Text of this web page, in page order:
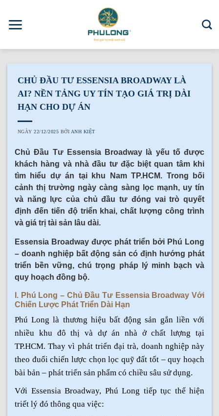
content
CHỦ ĐẦU TƯ ESSENSIA BROADWAY LÀ
AI? NỀN TẢNG UY TÍN TẠO GIÁ TRỊ DÀI
HẠN CHO DỰ ÁN
NGÀY22/12/2025 BỞI ANH KIỆT
Chủ Đầu Tư Essensia Broadway là yếu tố được
khách hàng và nhà đầu tư đặc biệt quan tâm khi
tìm hiểu dự án tại khu Nam TP.HCM. Trong bối
cảnh thị trường ngày càng sàng lọc mạnh, uy tín
và năng lực của chủ đầu tư đóng vai trò quyết
định đến tiến độ triển khai, chất lượng công trình
và giá trị tài sản lâu dài.
Essensia Broadway được phát triển bởi Phú Long
– doanh nghiệp bất động sản có định hướng phát
triển bền vững, chú trọng pháp lý minh bạch và
quy hoạch đồng bộ.
I. Phú Long – Chủ Đầu Tư Essensia Broadway Với
Chiến Lược Phát Triển Dài Hạn
Phú Long là thương hiệu bất động sản gắn liền với
nhiều khu đô thị và dự án nhà ở chất lượng tại
TP.HCM. Thay vì phát triển đại trà, doanh nghiệp này
theo đuổi chiến lược chọn lọc quỹ đất tốt – quy hoạch
bài bản – phát triển sản phẩm có chiều sâu sử dụng.
Với Essensia Broadway, Phú Long tiếp tục thể hiện
triết lý đó thông qua việc: